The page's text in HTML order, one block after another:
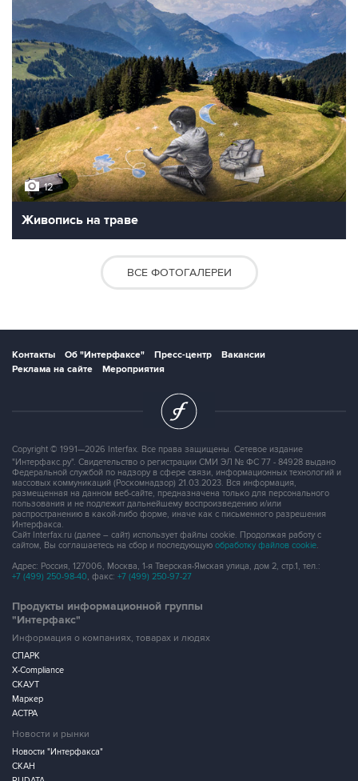
12
Живопись на траве
ВСЕ ФОТОГАЛЕРЕИ
Контакты Об "Интерфаксе" Пресс-центр
Вакансии
Реклама на сайте
Мероприятия
Copyright © 1991—2026 Interfax. Все права защищены. Сетевое издание
"Интерфакс.ру". Свидетельство о регистрации СМИ ЭЛ № ФС 77 - 84928 выдано
Федеральной службой по надзору в сфере связи, информационных технологий и
массовых коммуникаций (Роскомнадзор) 21.03.2023. Вся информация,
размещенная на данном веб-сайте, предназначена только для персонального
пользования и не подлежит дальнейшему воспроизведению и/или
распространению в какой-либо форме, иначе как с письменного разрешения
Интерфакса.
Сайт Interfax.ru (далее – сайт) использует файлы cookie. Продолжая работу с
сайтом, Вы соглашаетесь на сбор и последующую обработку файлов cookie.
Адрес: Россия, 127006, Москва, 1-я Тверская-Ямская улица, дом 2, стр.1, тел.:
+7 (499) 250-98-40, факс: +7 (499) 250-97-27
Продукты информационной группы
"Интерфакс"
Информация о компаниях, товарах и людях
СПАРК
X-Compliance
СКАУТ
Маркер
АСТРА
Новости и рынки
Новости "Интерфакса"
СКАН